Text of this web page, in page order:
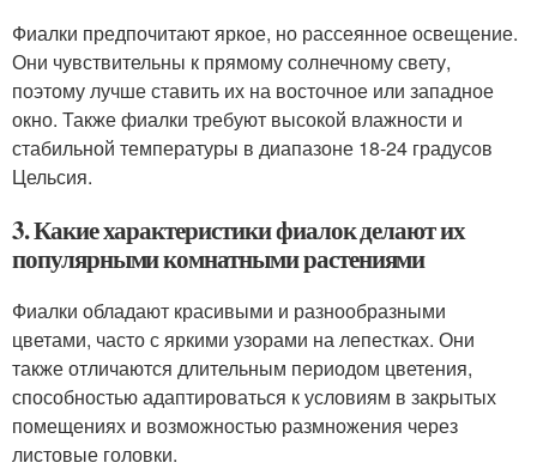
Фиалки предпочитают яркое, но рассеянное освещение.
Они чувствительны к прямому солнечному свету,
поэтому лучше ставить их на восточное или западное
окно. Также фиалки требуют высокой влажности и
стабильной температуры в диапазоне 18-24 градусов
Цельсия.
3. Какие характеристики фиалок делают их
популярными комнатными растениями
Фиалки обладают красивыми и разнообразными
цветами, часто с яркими узорами на лепестках. Они
также отличаются длительным периодом цветения,
способностью адаптироваться к условиям в закрытых
помещениях и возможностью размножения через
листовые головки.